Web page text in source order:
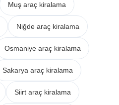
Muş araç kiralama
Niğde araç kiralama
Osmaniye araç kiralama
Sakarya araç kiralama
Siirt araç kiralama